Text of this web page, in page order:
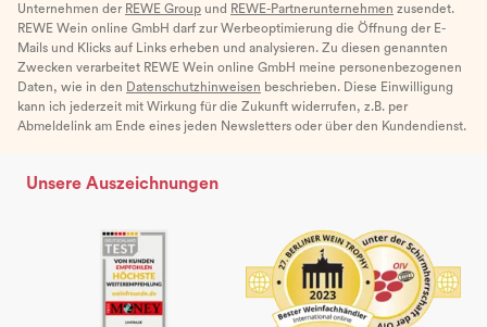
Unternehmen der REWE Group und REWE-Partnerunternehmen zusendet.
REWE Wein online GmbH darf zur Werbeoptimierung die Öffnung der E-
Mails und Klicks auf Links erheben und analysieren. Zu diesen genannten
Zwecken verarbeitet REWE Wein online GmbH meine personenbezogenen
Daten, wie in den Datenschutzhinweisen beschrieben. Diese Einwilligung
kann ich jederzeit mit Wirkung für die Zukunft widerrufen, z.B. per
Abmeldelink am Ende eines jeden Newsletters oder über den Kundendienst.
Unsere Auszeichnungen